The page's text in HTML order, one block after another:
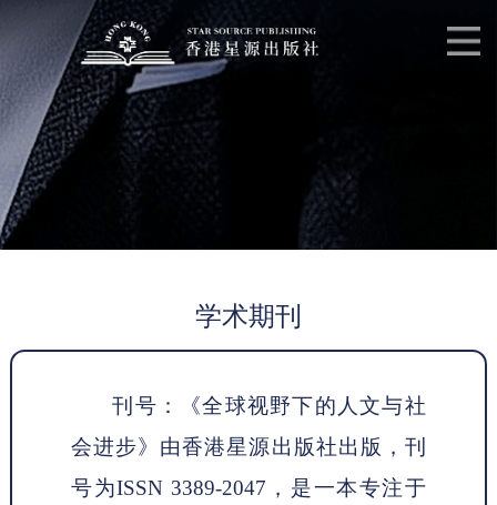
学术期刊
刊号：《全球视野下的人文与社
会进步》由香港星源出版社出版，刊
号为ISSN 3389-2047，是一本专注于